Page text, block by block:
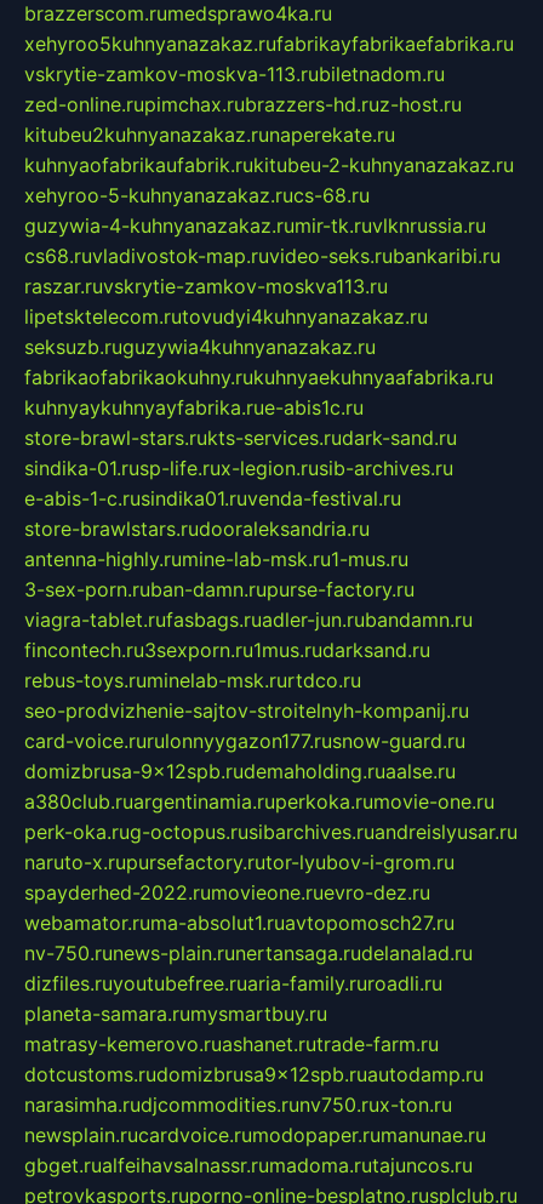
brazzerscom.rumedsprawo4ka.ru
xehyroo5kuhnyanazakaz.rufabrikayfabrikaefabrika.ru
vskrytie-zamkov-moskva-113.rubiletnadom.ru
zed-online.rupimchax.rubrazzers-hd.ruz-host.ru
kitubeu2kuhnyanazakaz.runaperekate.ru
kuhnyaofabrikaufabrik.rukitubeu-2-kuhnyanazakaz.ru
xehyroo-5-kuhnyanazakaz.rucs-68.ru
guzywia-4-kuhnyanazakaz.rumir-tk.ruvlknrussia.ru
cs68.ruvladivostok-map.ruvideo-seks.rubankaribi.ru
raszar.ruvskrytie-zamkov-moskva113.ru
lipetsktelecom.rutovudyi4kuhnyanazakaz.ru
seksuzb.ruguzywia4kuhnyanazakaz.ru
fabrikaofabrikaokuhny.rukuhnyaekuhnyaafabrika.ru
kuhnyaykuhnyayfabrika.rue-abis1c.ru
store-brawl-stars.rukts-services.rudark-sand.ru
sindika-01.rusp-life.rux-legion.rusib-archives.ru
e-abis-1-c.rusindika01.ruvenda-festival.ru
store-brawlstars.rudooraleksandria.ru
antenna-highly.rumine-lab-msk.ru1-mus.ru
3-sex-porn.ruban-damn.rupurse-factory.ru
viagra-tablet.rufasbags.ruadler-jun.rubandamn.ru
fincontech.ru3sexporn.ru1mus.rudarksand.ru
rebus-toys.ruminelab-msk.rurtdco.ru
seo-prodvizhenie-sajtov-stroitelnyh-kompanij.ru
card-voice.rurulonnyygazon177.rusnow-guard.ru
domizbrusa-9x12spb.rudemaholding.ruaalse.ru
a380club.ruargentinamia.ruperkoka.rumovie-one.ru
perk-oka.rug-octopus.rusibarchives.ruandreislyusar.ru
naruto-x.rupursefactory.rutor-lyubov-i-grom.ru
spayderhed-2022.rumovieone.ruevro-dez.ru
webamator.ruma-absolut1.ruavtopomosch27.ru
nv-750.runews-plain.runertansaga.rudelanalad.ru
dizfiles.ruyoutubefree.ruaria-family.ruroadli.ru
planeta-samara.rumysmartbuy.ru
matrasy-kemerovo.ruashanet.rutrade-farm.ru
dotcustoms.rudomizbrusa9x12spb.ruautodamp.ru
narasimha.rudjcommodities.runv750.rux-ton.ru
newsplain.rucardvoice.rumodopaper.rumanunae.ru
gbget.rualfeihavsalnassr.rumadoma.rutajuncos.ru
petrovkasports.ruporno-online-besplatno.rusplclub.ru